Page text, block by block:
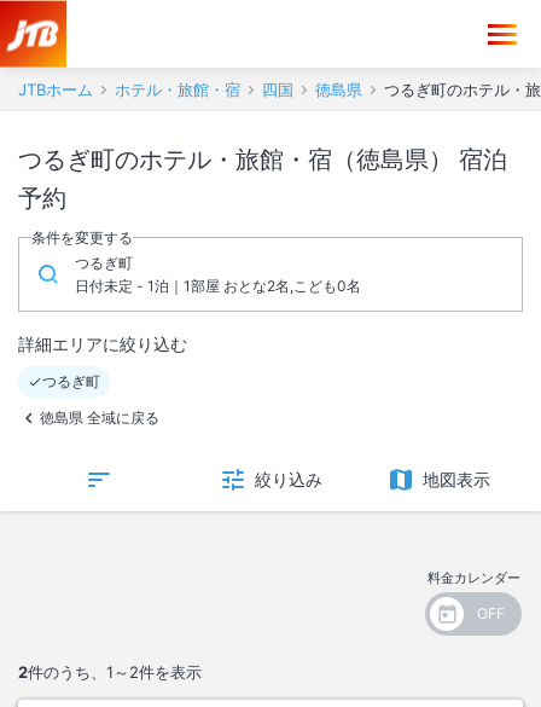
JTBホーム ホテル・旅館・宿 四国 徳島県 つるぎ町のホテル・
つるぎ町のホテル・旅館・宿（徳島県） 宿泊
予約
条件を変更する
つるぎ町
日付未定 - 1泊｜1部屋 おとな2名,こども0名
詳細エリアに絞り込む
つるぎ町
徳島県 全域に戻る
絞り込み 地図表示
料金カレンダー
2件のうち、 1～2件を表示